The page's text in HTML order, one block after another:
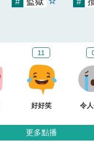
11
好好笑 令
更多點播